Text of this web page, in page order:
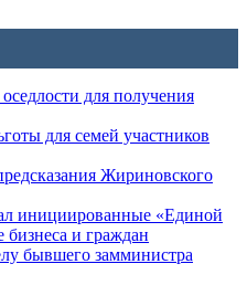
для получения
для семей участников
Жириновского
инициированные «Единой
бизнеса и граждан
бывшего замминистра